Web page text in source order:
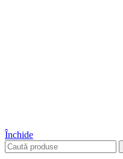
Închide